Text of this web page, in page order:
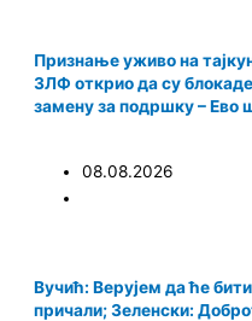
Признање уживо на
ЗЛФ открио да су
замену за подршку – Ево
08.08.2026
Вучић: Верујем да ће
причали; Зеленски: